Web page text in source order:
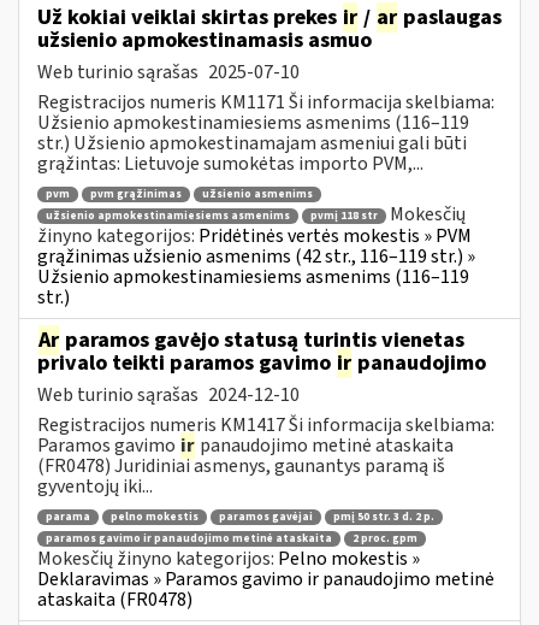
Už kokiai veiklai skirtas prekes ir / ar paslaugas
užsienio apmokestinamasis asmuo
Web turinio sąrašas 2025-07-10
Registracijos numeris KM1171 Ši informacija skelbiama:
Užsienio apmokestinamiesiems asmenims (116–119
str.) Užsienio apmokestinamajam asmeniui gali būti
grąžintas: Lietuvoje sumokėtas importo PVM,...
pvm pvm grąžinimas
užsienio asmenims
užsienio apmokestinamiesiems asmenims
pvmį 118 str
Mokesčių
žinyno kategorijos: Pridėtinės vertės mokestis » PVM
grąžinimas užsienio asmenims (42 str., 116–119 str.) »
Užsienio apmokestinamiesiems asmenims (116–119
str.)
Ar paramos gavėjo statusą turintis vienetas
privalo teikti paramos gavimo ir panaudojimo
Web turinio sąrašas 2024-12-10
Registracijos numeris KM1417 Ši informacija skelbiama:
Paramos gavimo ir panaudojimo metinė ataskaita
(FR0478) Juridiniai asmenys, gaunantys paramą iš
gyventojų iki...
parama pelno mokestis paramos gavėjai
pmį 50 str. 3 d. 2 p.
paramos gavimo ir panaudojimo metinė ataskaita
2 proc. gpm
Mokesčių žinyno kategorijos: Pelno mokestis »
Deklaravimas » Paramos gavimo ir panaudojimo metinė
ataskaita (FR0478)